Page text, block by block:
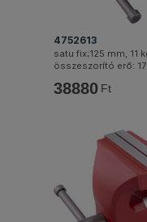
4752613
satu fix;125 mm, 11
összeszorító erő: 17
38880 Ft